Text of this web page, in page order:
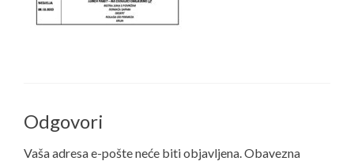
Odgovori
Vaša adresa e-pošte neće biti objavljena.Obavezna